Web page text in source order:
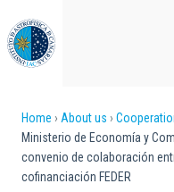
to
main
content
Breadcrumb
Home About us
Ministerio de Economía y
convenio de colaboración
cofinanciación FEDER